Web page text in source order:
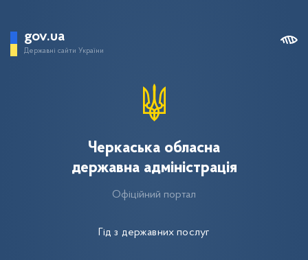
gov.ua
Державні сайти України
Гід з державних послуг
Черкаська обласна
державна адміністрація
Офіційний портал